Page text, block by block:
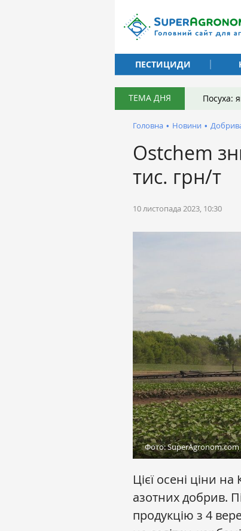
ПЕСТИЦИДИ
ТЕМА ДНЯ Посуха:
Головна • Новини •
Ostchem
тис. грн/т
10 листопада 2023, 10:30
Фото: SuperAgronom.com
Цієї осені ціни
азотних добрив.
продукцію з 4